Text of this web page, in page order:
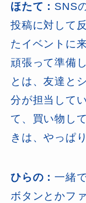
ほたて： SNS
投稿に対して
たイベントに
頑張って準備
とは、友達と
分が担当して
て、買い物し
きは、やっぱ
ひらの：一緒
ボタンとかフ